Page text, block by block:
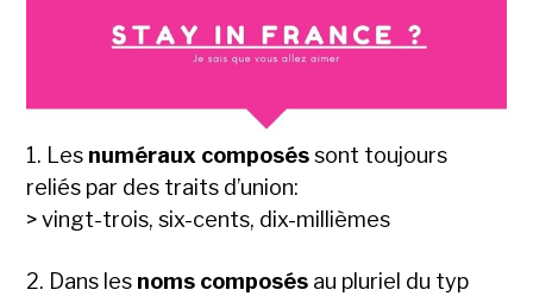
1. Les numéraux composéssont toujours
reliés par des traits d’union:
> vingt-trois, six-cents, dix-millièmes
2. Dans les noms composés au pluriel du typ